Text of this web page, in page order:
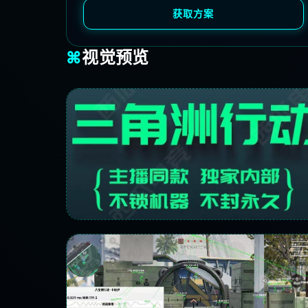
获取方案
⌘视觉预览